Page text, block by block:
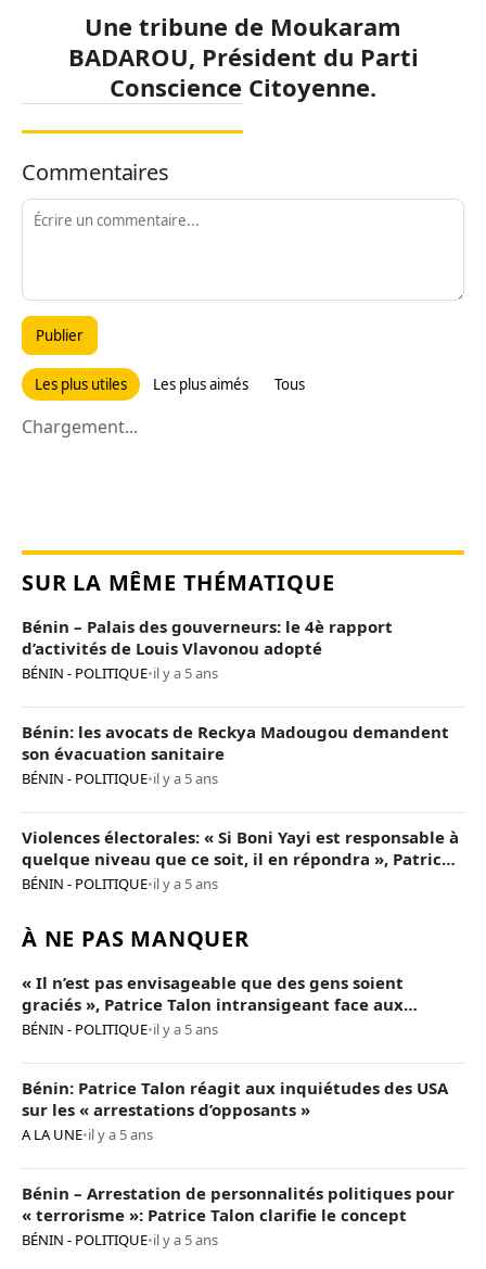
Une tribune de Moukaram
BADAROU, Président du Parti
Conscience Citoyenne.
Commentaires
Publier
Les plus utiles Les plus aimés Tous
Chargement...
SUR LA MÊME THÉMATIQUE
Bénin – Palais des gouverneurs: le 4è rapport
d’activités de Louis Vlavonou adopté
BÉNIN - POLITIQUE•il y a 5 ans
Bénin: les avocats de Reckya Madougou demandent
son évacuation sanitaire
BÉNIN - POLITIQUE•il y a 5 ans
Violences électorales: « Si Boni Yayi est responsable à
quelque niveau que ce soit, il en répondra », Patrice
Talon
BÉNIN - POLITIQUE•il y a 5 ans
À NE PAS MANQUER
« Il n’est pas envisageable que des gens soient
graciés », Patrice Talon intransigeant face aux
« opposants terroristes »
BÉNIN - POLITIQUE•il y a 5 ans
Bénin: Patrice Talon réagit aux inquiétudes des USA
sur les « arrestations d’opposants »
A LA UNE•il y a 5 ans
Bénin – Arrestation de personnalités politiques pour
« terrorisme »: Patrice Talon clarifie le concept
BÉNIN - POLITIQUE•il y a 5 ans